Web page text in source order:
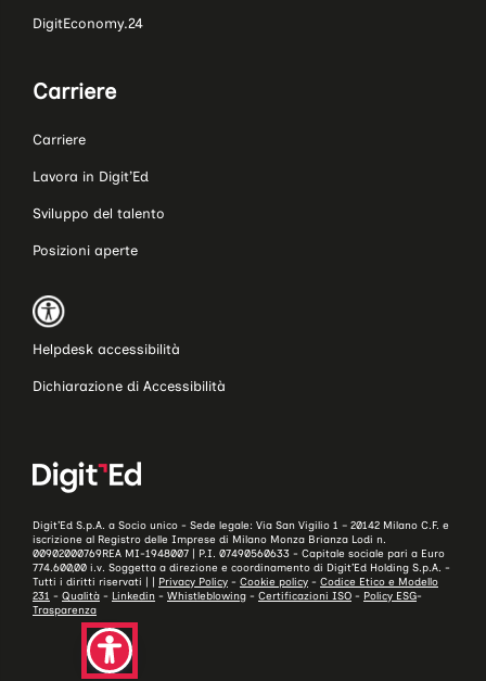
DigitEconomy.24
Carriere
Carriere
Lavora in Digit’Ed
Sviluppo del talento
Posizioni aperte
Helpdesk accessibilità
Dichiarazione di Accessibilità
Digit’Ed S.p.A. a Socio unico - Sede legale: Via San Vigilio 1 – 20142 Milano C.F. e
iscrizione al Registro delle Imprese di Milano Monza Brianza Lodi n.
00902000769REA MI-1948007 | P.I. 07490560633 - Capitale sociale pari a Euro
774.600,00 i.v. Soggetta a direzione e coordinamento di Digit’Ed Holding S.p.A. -
Tutti i diritti riservati | | Privacy Policy - Cookie policy - Codice Etico e Modello
231 - Qualità - Linkedin - Whistleblowing - Certificazioni ISO - Policy ESG-
Trasparenza